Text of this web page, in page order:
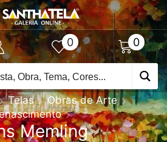
0 0
Telas
Obras de Arte
Memling